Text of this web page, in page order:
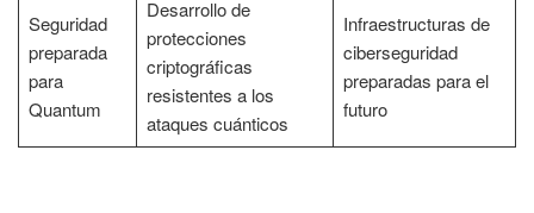
Seguridad
preparada
para
Quantum
Desarrollo de
protecciones
criptográficas
resistentes a los
ataques cuánticos
Infraestructuras de
ciberseguridad
preparadas para el
futuro